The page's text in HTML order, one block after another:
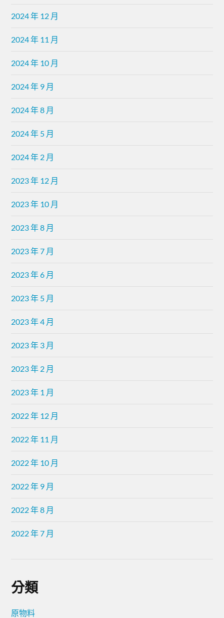
2024 年 12 月
2024 年 11 月
2024 年 10 月
2024 年 9 月
2024 年 8 月
2024 年 5 月
2024 年 2 月
2023 年 12 月
2023 年 10 月
2023 年 8 月
2023 年 7 月
2023 年 6 月
2023 年 5 月
2023 年 4 月
2023 年 3 月
2023 年 2 月
2023 年 1 月
2022 年 12 月
2022 年 11 月
2022 年 10 月
2022 年 9 月
2022 年 8 月
2022 年 7 月
分類
原物料